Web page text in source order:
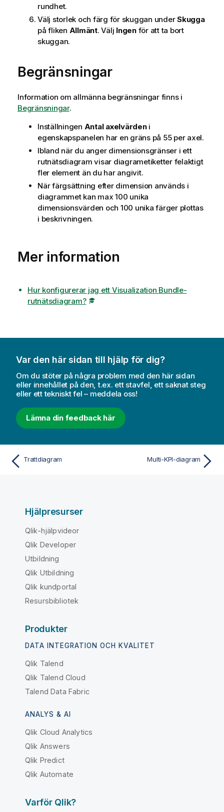
rundhet.
Välj storlek och färg för skuggan underSkugga
på fliken Allmänt. Välj Ingenför att ta bort
skuggan.
Begränsningar
Information om allmänna begränsningar finns i
Begränsningar.
Inställningen Antal axelvärdeni
egenskapspanelen har en gräns på 55 per axel.
Ibland när du anger dimensionsgränser i ett
rutnätsdiagram visar diagrametiketter felaktigt
fler element än du har angivit.
När färgsättning efter dimension används i
diagrammet kan max 100 unika
dimensionsvärden och 100 unika färger plottas
i beskrivningen.
Mer information
Hur konfigurerar jag ett Visualization Bundle-
rutnätsdiagram?
Var den här sidan till hjälp för dig?
Om du stöter på några problem med den här sidan
eller innehållet på den, t.ex. ett stavfel, ett saknat steg
eller ett tekniskt fel – meddela oss!
Lämna din feedback här
Trattdiagram Multi-KPI-diagram
Hjälpresurser
Qlik-hjälpvideor
Qlik Developer
Utbildning
Qlik Utbildning
Qlik kundportal
Resursbibliotek
Produkter
DATA INTEGRATION OCH KVALITET
Qlik Talend
Qlik Talend Cloud
Talend Data Fabric
ANALYS & AI
Qlik Cloud Analytics
Qlik Answers
Qlik Predict
Qlik Automate
Varför Qlik?